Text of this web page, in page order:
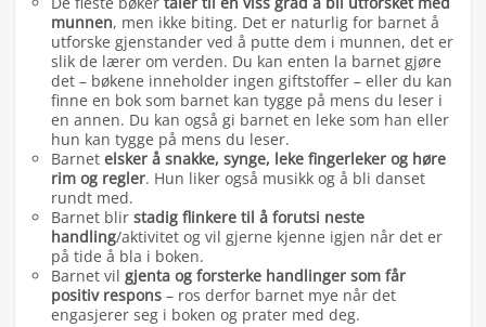
munnen, men ikke biting. Det er naturlig for barnet å
utforske gjenstander ved å putte dem i munnen, det er
slik de lærer om verden. Du kan enten la barnet gjøre
det – bøkene inneholder ingen giftstoffer – eller du kan
finne en bok som barnet kan tygge på mens du leser i
en annen. Du kan også gi barnet en leke som han eller
hun kan tygge på mens du leser.
Barnetelsker å snakke, synge, leke fingerleker og høre
rim og regler. Hun liker også musikk og å bli danset
rundt med.
Barnet blir stadig flinkere til å forutsi neste
handling/aktivitet og vil gjerne kjenne igjen når det er
på tide å bla i boken.
Barnet vil gjenta og forsterke handlinger som får
positiv respons– ros derfor barnet mye når det
engasjerer seg i boken og prater med deg.